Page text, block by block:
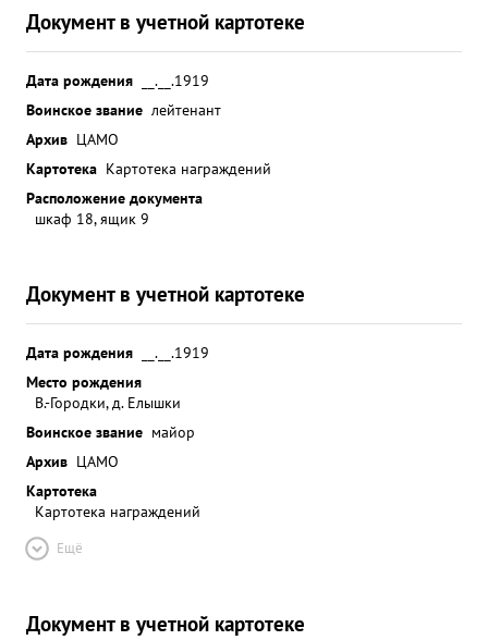
Документ в учетной картотеке
Дата рождения
__.__.1919
Воинское звание лейтенант
Архив ЦАМО
Картотека Картотека награждений
Расположение документа
шкаф 18, ящик 9
Документ в учетной картотеке
Дата рождения
__.__.1919
Место рождения
В.-Городки, д. Елышки
Воинское звание майор
Архив ЦАМО
Картотека
Картотека награждений
Ещё
Документ в учетной картотеке